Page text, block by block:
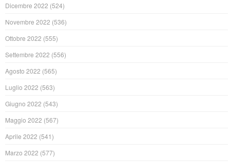
Dicembre 2022 (524)
Novembre 2022 (536)
Ottobre 2022 (555)
Settembre 2022 (556)
Agosto 2022 (565)
Luglio 2022 (563)
Giugno 2022 (543)
Maggio 2022 (567)
Aprile 2022 (541)
Marzo 2022 (577)